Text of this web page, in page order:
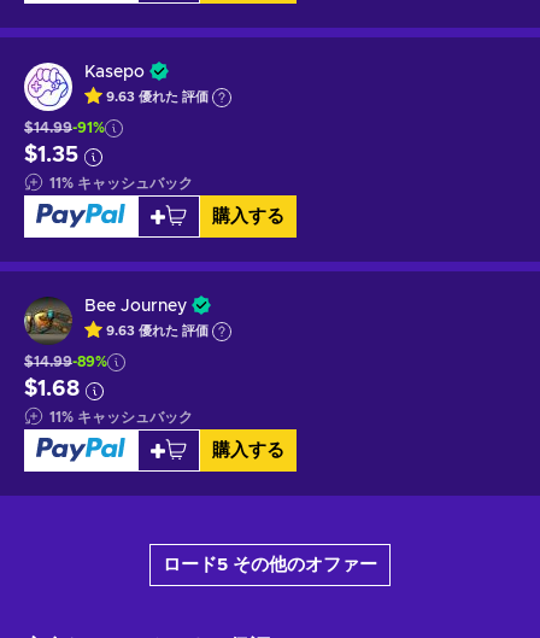
Kasepo
9.63 優れた 評価
$14.99-91%
$1.35
11% キャッシュバック
購入する
Bee Journey
9.63 優れた 評価
$14.99-89%
$1.68
11% キャッシュバック
購入する
ロード5 その他のオファー